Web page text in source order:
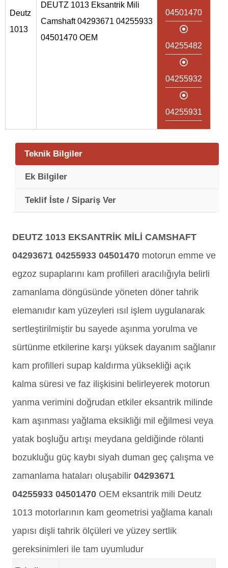
Deutz
1013
DEUTZ 1013 Eksantrik Mili
Camshaft 04293671 04255933
04501470 OEM
04501470
04255482
04255932
04255931
Teknik Bilgiler
Ek Bilgiler
Teklif İste / Sipariş Ver
DEUTZ 1013 EKSANTRİK MİLİ CAMSHAFT
04293671 04255933 04501470 motorun emme ve
egzoz supaplarını kam profilleri aracılığıyla belirli
zamanlama döngüsünde yöneten döner tahrik
elemanıdır kam yüzeyleri ısıl işlem uygulanarak
sertleştirilmiştir bu sayede aşınma yorulma ve
sürtünme etkilerine karşı yüksek dayanım sağlanır
kam profilleri supap kaldırma yüksekliği açık
kalma süresi ve faz ilişkisini belirleyerek motorun
yanma verimini doğrudan etkiler eksantrik milinde
kam aşınması yağlama eksikliği mil eğilmesi veya
yatak boşluğu artışı meydana geldiğinde rölanti
bozukluğu güç kaybı siyah duman geç çalışma ve
zamanlama hataları oluşabilir 04293671
04255933 04501470 OEM eksantrik mili Deutz
1013 motorlarının kam geometrisi yağlama kanalı
yapısı dişli tahrik ölçüleri ve yüzey sertlik
gereksinimleri ile tam uyumludur